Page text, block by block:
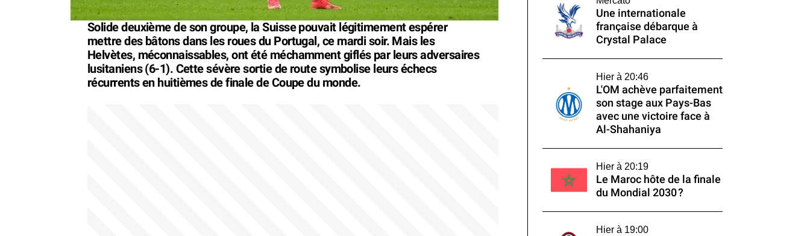
Solide deuxième de son groupe, la Suisse pouvait légitimement espérer
mettre des bâtons dans les roues du Portugal, ce mardi soir. Mais les
Helvètes, méconnaissables, ont été méchamment giflés par leurs adversaires
lusitaniens (6-1). Cette sévère sortie de route symbolise leurs échecs
récurrents en huitièmes de finale de Coupe du monde.
Une internationale
française débarque à
Crystal Palace
Hier à 20:46
L'OM achève parfaitement
son stage aux Pays-Bas
avec une victoire face à
Al-Shahaniya
Hier à 20:19
Le Maroc hôte de la finale
du Mondial 2030 ?
Hier à 19:00